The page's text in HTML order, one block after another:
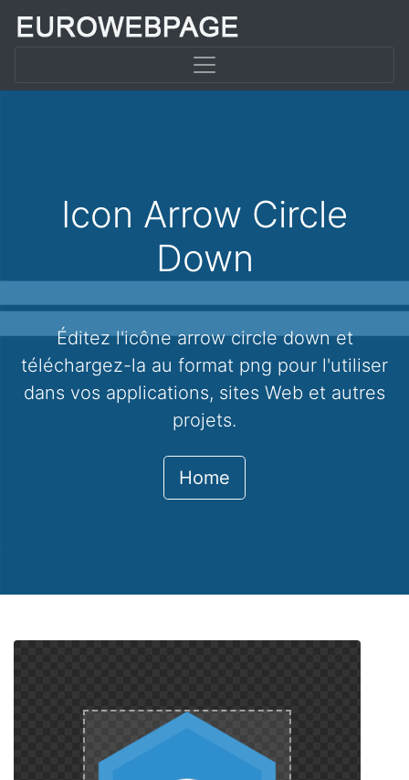
Icon Arrow Circle
Down
Éditez l'icône arrow circle down et
téléchargez-la au format png pour l'utiliser
dans vos applications, sites Web et autres
projets.
Home